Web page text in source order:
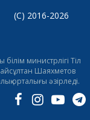
(C) 2016-2026
министрлігі Тіл
Шаяхметов
орталығы әзірледі.